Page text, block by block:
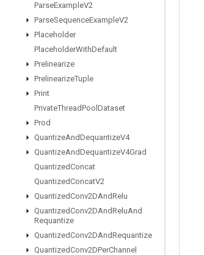
ParseExampleV2
ParseSequenceExampleV2
Placeholder
PlaceholderWithDefault
Prelinearize
PrelinearizeTuple
Print
PrivateThreadPool Dataset
Prod
QuantizeAndDequantizeV4
QuantizeAndDequantizeV4Grad
QuantizedConcat
QuantizedConcatV2
QuantizedConv2DAndRelu
QuantizedConv2DAndReluAnd
Requantize
QuantizedConv2DAndRequantize
QuantizedConv2DPerChannel